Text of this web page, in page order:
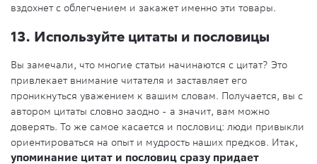
вздохнет с облегчением и закажет именно эти товары.
13. Используйте цитаты и пословицы
Вы замечали, что многие статьи начинаются с цитат? Это
привлекает внимание читателя и заставляет его
проникнуться уважением к вашим словам. Получается, вы с
автором цитаты словно заодно - а значит, вам можно
доверять. То же самое касается и пословиц: люди привыкли
ориентироваться на опыт и мудрость наших предков. Итак,
упоминание цитат и пословиц сразу придает